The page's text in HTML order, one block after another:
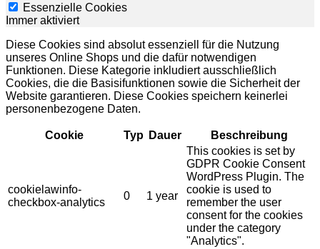
Essenzielle Cookies
Immer aktiviert
Diese Cookies sind absolut essenziell für die Nutzung
unseres Online Shops und die dafür notwendigen
Funktionen. Diese Kategorie inkludiert ausschließlich
Cookies, die die Basisifunktionen sowie die Sicherheit der
Website garantieren. Diese Cookies speichern keinerlei
personenbezogene Daten.
Cookie Typ Dauer Beschreibung
cookielawinfo-
checkbox-analytics
0 1 year
This cookies is set by
GDPR Cookie Consent
WordPress Plugin. The
cookie is used to
remember the user
consent for the cookies
under the category
"Analytics".